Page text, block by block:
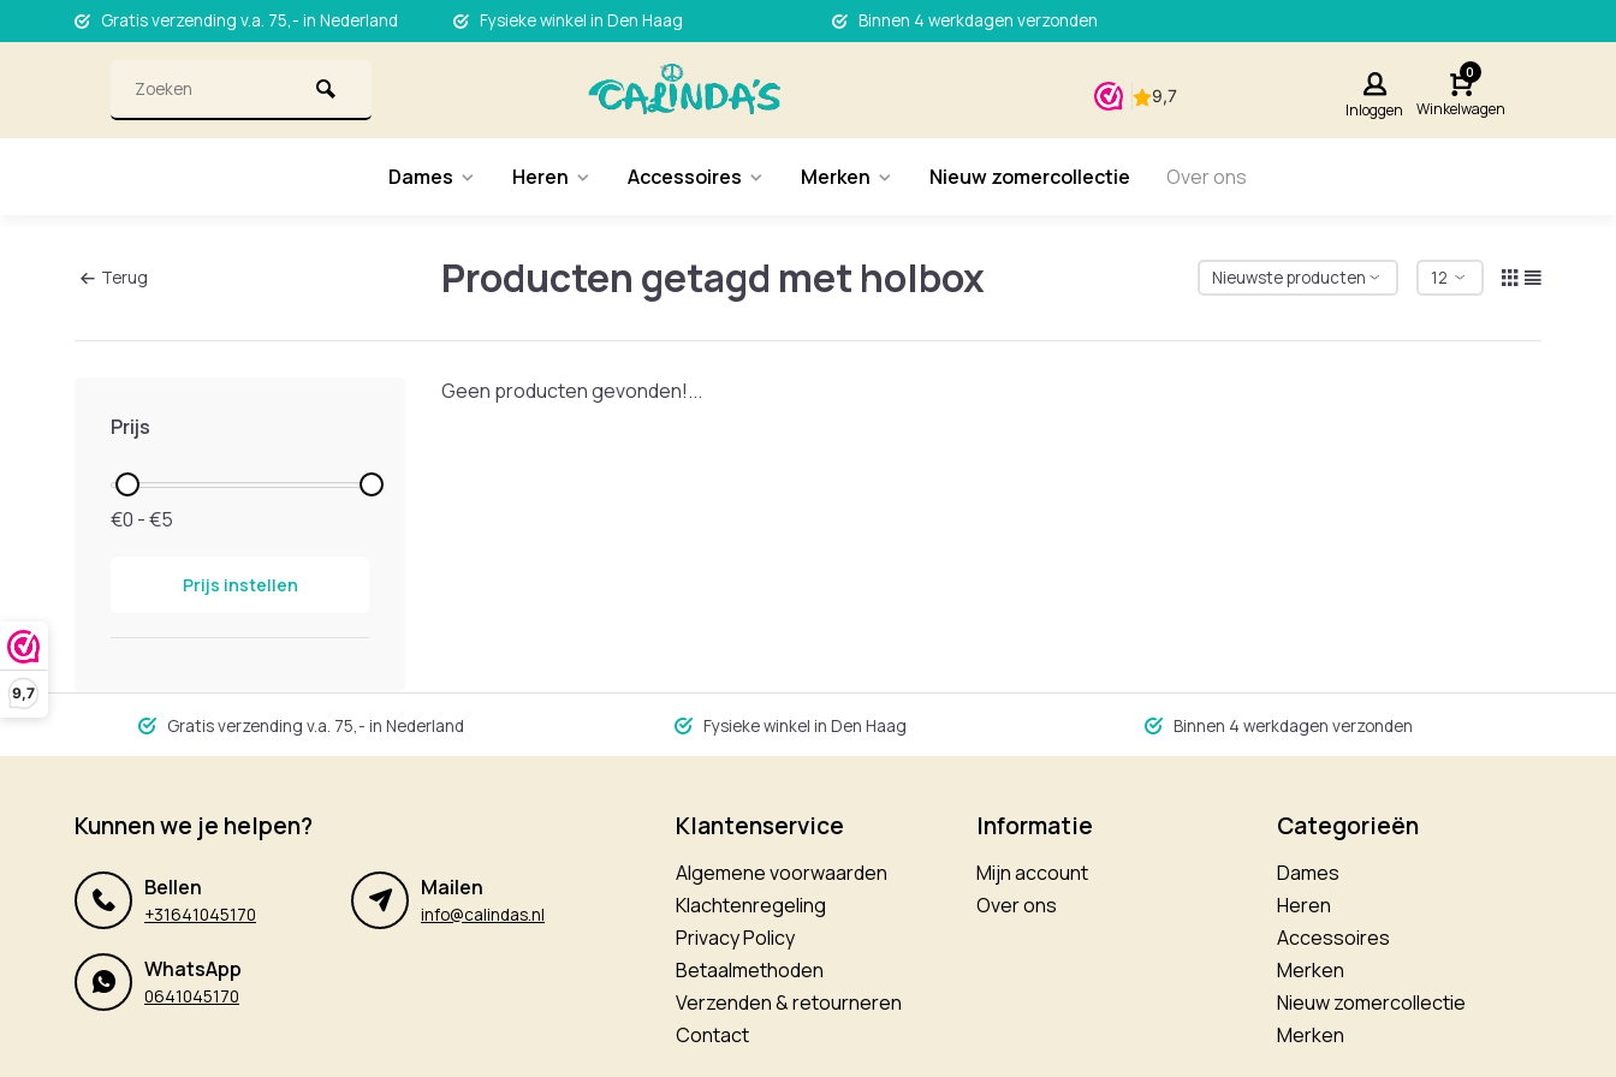
9,7
Gratis verzending v.a. 75,- in Nederland Fysieke winkel in Den Haag Binnen 4 werkdagen verzonden
Inloggen
0
Winkelwagen
Dames Heren Accessoires Merken Nieuw zomercollectie Over ons
Terug Producten getagd met holbox
Prijs
€0 - €5
Prijs instellen
Geen producten gevonden!...
Gratis verzending v.a. 75,- in Nederland Fysieke winkel in Den Haag Binnen 4 werkdagen verzonden
Kunnen we je helpen?
Bellen
+31641045170
Mailen
info@calindas.nl
WhatsApp
0641045170
Klantenservice
Algemene voorwaarden
Klachtenregeling
Privacy Policy
Betaalmethoden
Verzenden & retourneren
Contact
Informatie
Mijn account
Over ons
Categorieën
Dames
Heren
Accessoires
Merken
Nieuw zomercollectie
Merken